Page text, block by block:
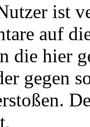
ist
auf
die hier
gegen